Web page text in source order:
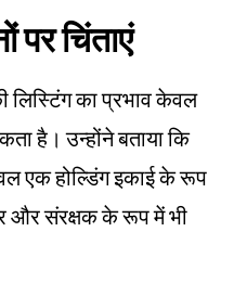
पर चिंताएं
लिस्टिंग का प्रभाव केवल
है। उन्होंने बताया कि
एक होल्डिंग इकाई के रूप
और संरक्षक के रूप में भी